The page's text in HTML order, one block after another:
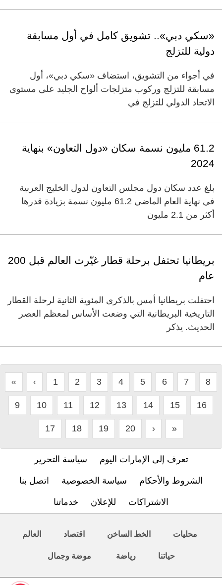
«سكي دبي».. تشويق كامل في أول مسابقة
دولية للتزلج
في أجواء من التشويق، استضاف «سكي دبي»، أول
مسابقة للتزلج وركوب متزلجات ألواح الجليد على مستوى
الاتحاد الدولي للتزلج في
61.2 مليون نسمة سكان «دول التعاون» بنهاية
2024
بلغ عدد سكان دول مجلس التعاون لدول الخليج العربية
في نهاية العام الماضي 61.2 مليون نسمة بزيادة قدرها
أكثر من 2.1 مليون
بريطانيا تحتفل برحلة قطار غيّرت العالم قبل 200
عام
احتفلت بريطانيا أمس بالذكرى المئوية الثانية لرحلة القطار
التاريخية البريطانية التي وضعت الأساس لمعظم العصر
الحديث. يذكر
« ‹ 1 2 3 4 5 6 7 8
9 10 11 12 13 14 15 16
17 18 19 20 › »
تعرف إلى الإمارات اليوم سياسة التحرير
الشروط والأحكام سياسة الخصوصية اتصل بنا
الاشتراكات للإعلان خدماتنا
محليات الخط الساخن اقتصاد العالم
حياتنا رياضة موضة وجمال